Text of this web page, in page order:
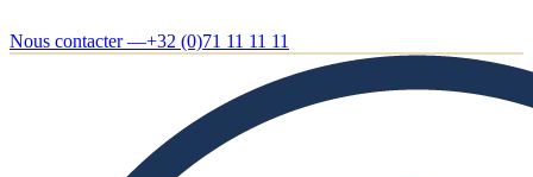
Nous contacter —+32 (0)71 11 11 11